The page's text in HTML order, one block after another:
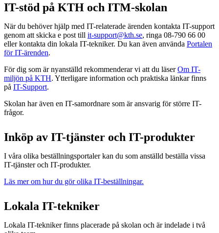
IT-stöd på KTH och ITM-skolan
När du behöver hjälp med IT-relaterade ärenden kontakta IT-support
genom att skicka e post till it-support@kth.se, ringa 08-790 66 00
eller kontakta din lokala IT-tekniker. Du kan även använda Portalen
för IT-ärenden.
För dig som är nyanställd rekommenderar vi att du läserOm IT-
miljön på KTH. Ytterligare information och praktiska länkar finns
på IT-Support.
Skolan har även en IT-samordnare som är ansvarig för större IT-
frågor.
Inköp av IT-tjänster och IT-produkter
I våra olika beställningsportaler kan du som anställd beställa vissa
IT-tjänster och IT-produkter.
Läs mer om hur du gör olika IT-beställningar.
Lokala IT-tekniker
Lokala IT-tekniker finns placerade på skolan och är indelade i två